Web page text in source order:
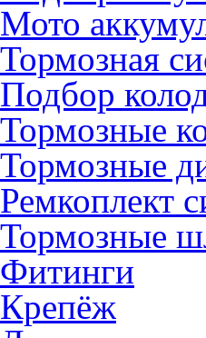
Мото
Тормозная
Подбор
Тормозные
Тормозные
Ремкоплект
Тормозные
Фитинги
Крепёж